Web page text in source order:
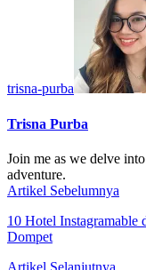
trisna-purba
Trisna Purba
Join me as we delve
adventure.
Artikel Sebelumnya
10 Hotel Instagramable
Dompet
Artikel Selanjutnya